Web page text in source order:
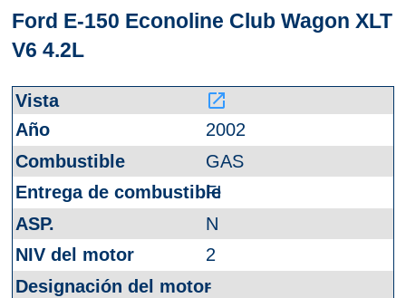
Ford E-150 Econoline Club Wagon XLT
V6 4.2L
launch
2002
GAS
FI
N
2
-